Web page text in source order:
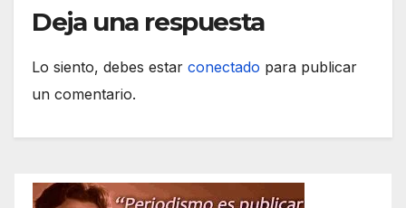
Deja una respuesta
Lo siento, debes estar conectado para publicar
un comentario.